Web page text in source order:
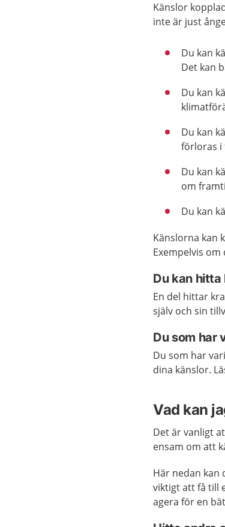
Känslor
inte är just
Du kan
Det kan
Du kan
Du kan
förloras i
Du kan
om
Du kan
Känslorna kan
Exempelvis
Du kan
En del hittar
själv och sin
Du som har
Du som har
dina känslor.
Vad kan
Det är vanligt
ensam om att
Här nedan kan
viktigt att få till
agera för en